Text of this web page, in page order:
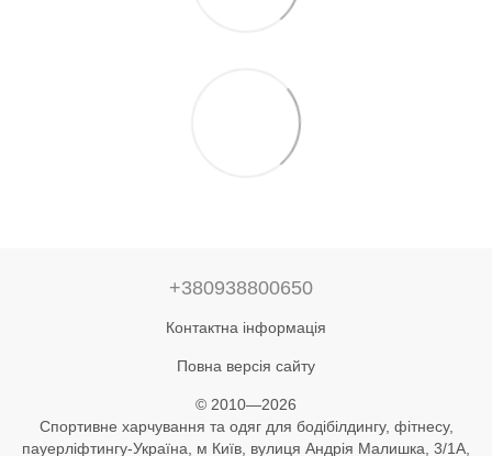
+380938800650
Контактна інформація
Повна версія сайту
© 2010—2026
Спортивне харчування та одяг для бодібілдингу, фітнесу,
пауерліфтингу-Україна, м Київ, вулиця Андрія Малишка, 3/1А,